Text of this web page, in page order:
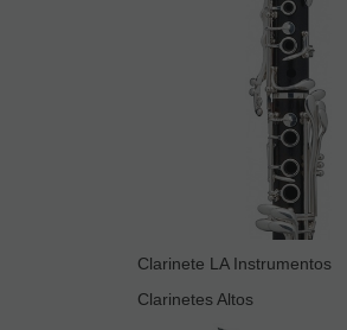
Clarinete LA Instrumentos
Clarinetes Altos